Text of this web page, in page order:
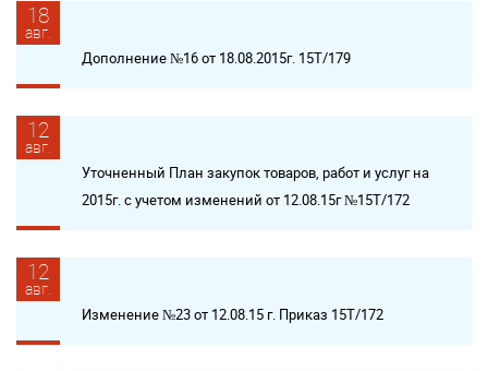
18
авг.
Дополнение №16 от 18.08.2015г. 15Т/179
12
авг.
Уточненный План закупок товаров, работ и услуг на
2015г. с учетом изменений от 12.08.15г №15Т/172
12
авг.
Изменение №23 от 12.08.15 г. Приказ 15Т/172